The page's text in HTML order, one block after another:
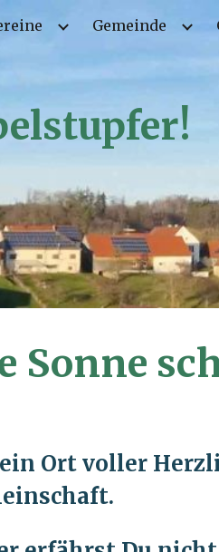
Skip to navigation
Gemeinde
Sonne
Ort voller